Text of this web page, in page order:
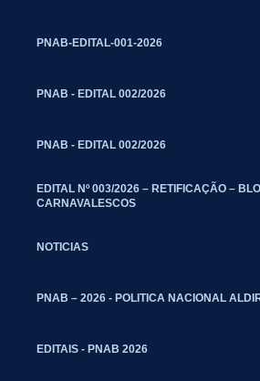
PNAB-EDITAL-001-2026
PNAB - EDITAL 002/2026
PNAB - EDITAL 002/2026
EDITAL Nº 003/2026 – RETIFICAÇÃO –
CARNAVALESCOS
NOTICIAS
PNAB – 2026 - POLITICA NACIONAL
EDITAIS - PNAB 2026